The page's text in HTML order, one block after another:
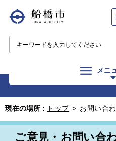
メニ
現在の場所 : トップ > お問い合
ご意見・お問い合